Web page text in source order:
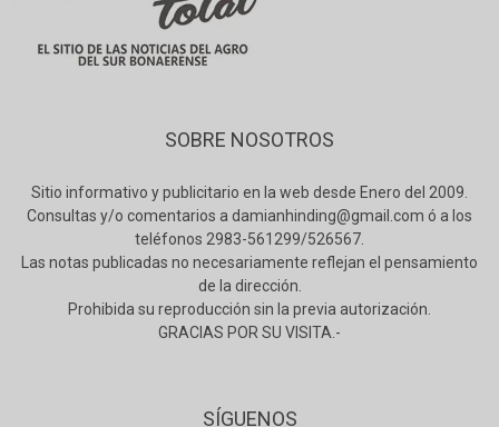
SOBRE NOSOTROS
Sitio informativo y publicitario en la web desde Enero del 2009.
Consultas y/o comentarios a damianhinding@gmail.com ó a los
teléfonos 2983-561299/526567.
Las notas publicadas no necesariamente reflejan el pensamiento
de la dirección.
Prohibida su reproducción sin la previa autorización.
GRACIAS POR SU VISITA.-
SÍGUENOS